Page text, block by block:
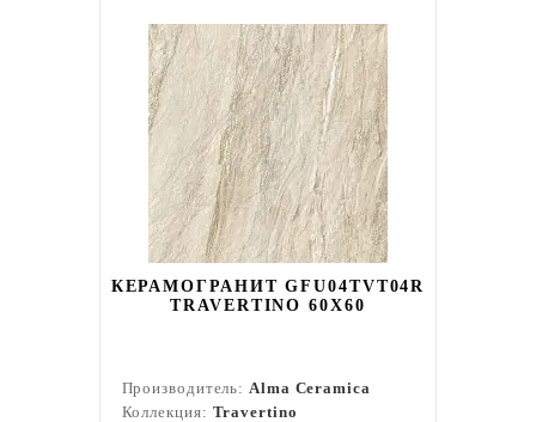
КЕРАМОГРАНИТ GFU04TVT04R
TRAVERTINO 60X60
Производитель:Alma Ceramica
Коллекция: Travertino